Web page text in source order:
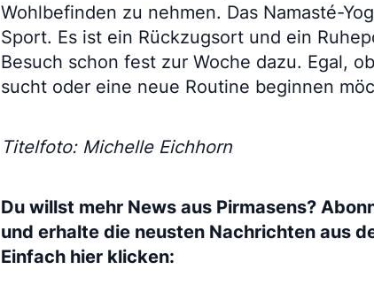
Wohlbefinden zu nehmen. Das Namasté-
Sport. Es ist ein Rückzugsort und ein
Besuch schon fest zur Woche dazu. Egal,
sucht oder eine neue Routine beginnen
Titelfoto: Michelle Eichhorn
Du willst mehr News aus Pirmasens?
und erhalte die neusten Nachrichten aus
Einfach hier klicken: